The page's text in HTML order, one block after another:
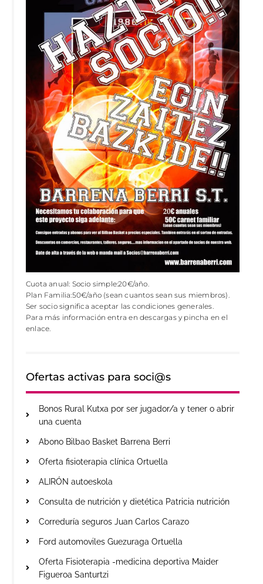
Cuota anual: Socio simple:20€/año.
Plan Familia:50€/año (sean cuantos sean sus miembros).
Ser socio significa aceptar las condiciones generales.
Para más información entra en descargas y pincha en el
enlace.
Ofertas activas para soci@s
Bonos Rural Kutxa por ser jugador/a y tener o abrir
una cuenta
Abono Bilbao Basket Barrena Berri
Oferta fisioterapia clínica Ortuella
ALIRÓN autoeskola
Consulta de nutrición y dietética Patricia nutrición
Correduría seguros Juan Carlos Carazo
Ford automoviles Guezuraga Ortuella
Oferta Fisioterapia -medicina deportiva Maider
Figueroa Santurtzi